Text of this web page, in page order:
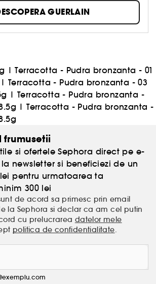
proprie.
„exploratori prin natura”, imbina in
dezvoltarea durabila. In numele
nostri, in numele frumusetii
GUERLAIN
|Terracotta - Pudra bronzanta - 01
|Terracotta - Pudra bronzanta - 03
|Terracotta - Pudra bronzanta -
|Terracotta - Pudra bronzanta -
frumusetii
si ofertele Sephora direct pe e-
newsletter si beneficiezi de un
pentru urmatoarea ta
300 lei
de acord sa primesc prin email
la Sephora si declar ca am cel putin
cu prelucrarea datelor mele
politica de confidentialitate.